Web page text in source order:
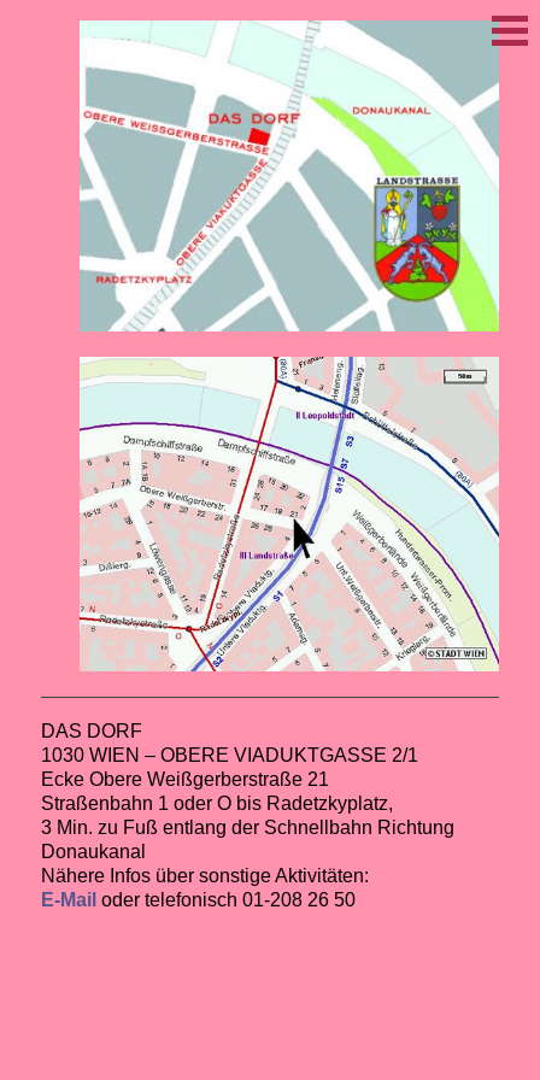
DAS DORF
1030 WIEN – OBERE VIADUKTGASSE 2/1
Ecke Obere Weißgerberstraße 21
Straßenbahn 1 oder O bis Radetzkyplatz,
3 Min. zu Fuß entlang der Schnellbahn Richtung
Donaukanal
Nähere Infos über sonstige Aktivitäten:
E-Mail oder telefonisch 01-208 26 50